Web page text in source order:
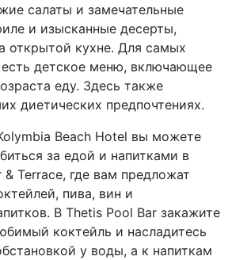
салаты и замечательные
и изысканные десерты,
открытой кухне. Для самых
есть детское меню, включающее
еду. Здесь также
диетических предпочтениях.
Beach Hotel вы можете
за едой и напитками в
& Terrace, где вам предложат
пива, вин и
В Thetis Pool Bar закажите
коктейль и насладитесь
у воды, а к напиткам